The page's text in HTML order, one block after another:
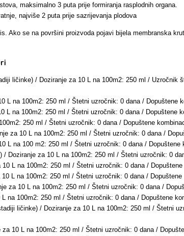
maksimalno 3 puta prije formiranja rasplodnih organa.
najviše 2 puta prije sazrijevanja plodova
Ako se na površini proizvoda pojavi bijela membranska
ličinke) / Doziranje za 10 L na 100m2: 250 ml / Uzročnik
L na 100m2: 250 ml / Štetni uzročnik: 0 dana / Dopuštene
L na 100m2: 250 ml / Štetni uzročnik: 0 dana / Dopuštene
250 ml / Štetni uzročnik: 0 dana / Dopuštene
za 10 L na 100m2: 250 ml / Štetni uzročnik: 0 dana /
L na 100 m2: 250 ml / Štetni uzročnik: 0 dana /
Doziranje za 10 L na 100m2: 250 ml / Štetni uzročnik: 0
L na 100m2: 250 ml / Štetni uzročnik: 0 dana /
L na 100m2: 250 ml / Štetni uzročnik: 0 dana / Dopuštene
za 10 L na 100m2: 250 ml / Štetni uzročnik: 0 dana /
na 100m2: 250 ml / Štetni uzročnik: 0 dana / Dopuštene
ličinke) / Doziranje za 10 L na 100m2: 250 ml / Štetni
10 L na 100m2: 250 ml / Štetni uzročnik: 0 dana /